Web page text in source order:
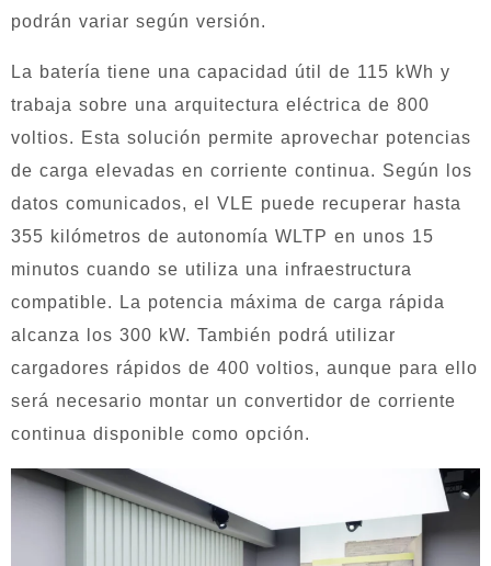
podrán variar según versión.
La batería tiene una capacidad útil de 115 kWh y
trabaja sobre una arquitectura eléctrica de 800
voltios. Esta solución permite aprovechar potencias
de carga elevadas en corriente continua. Según los
datos comunicados, el VLE puede recuperar hasta
355 kilómetros de autonomía WLTP en unos 15
minutos cuando se utiliza una infraestructura
compatible. La potencia máxima de carga rápida
alcanza los 300 kW. También podrá utilizar
cargadores rápidos de 400 voltios, aunque para ello
será necesario montar un convertidor de corriente
continua disponible como opción.